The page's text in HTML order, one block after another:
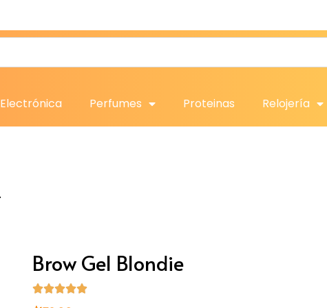
Electrónica Perfumes Proteinas Relojería
Brow Gel Blondie